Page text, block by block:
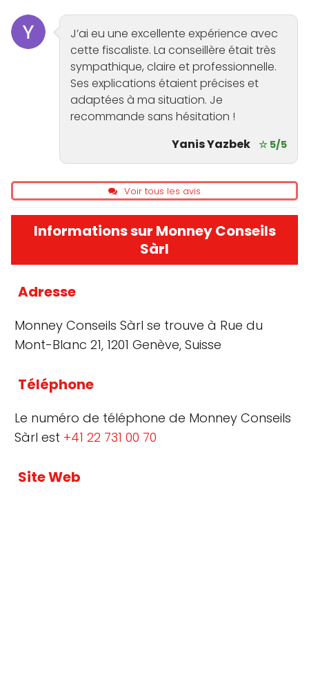
J’ai eu une excellente expérience avec
cette fiscaliste. La conseillère était très
sympathique, claire et professionnelle.
Ses explications étaient précises et
adaptées à ma situation. Je
recommande sans hésitation !
Yanis Yazbek ☆ 5/5
Voir tous les avis
Informations sur Monney Conseils
Sàrl
Adresse
Monney Conseils Sàrl se trouve à Rue du
Mont-Blanc 21, 1201 Genève, Suisse
Téléphone
Le numéro de téléphone de Monney Conseils
Sàrl est +41 22 731 00 70
Site Web